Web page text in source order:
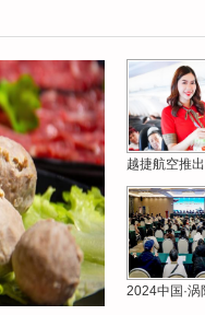
越捷航空推
2024中国·涡